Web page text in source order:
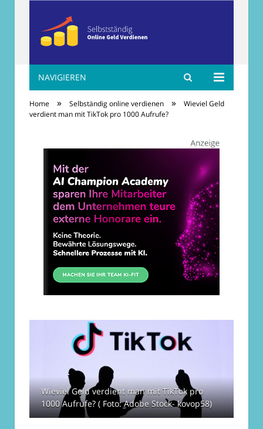
Selbständig online
Geld verdienen
NAVIGIEREN
Home » Selbständig online verdienen »
Wieviel Geld
verdient man mit TikTok pro 1000 Aufrufe?
Wieviel Geld verdient man mit TikTok pro
1000 Aufrufe? ( Foto: Adobe Stock- kovop58)